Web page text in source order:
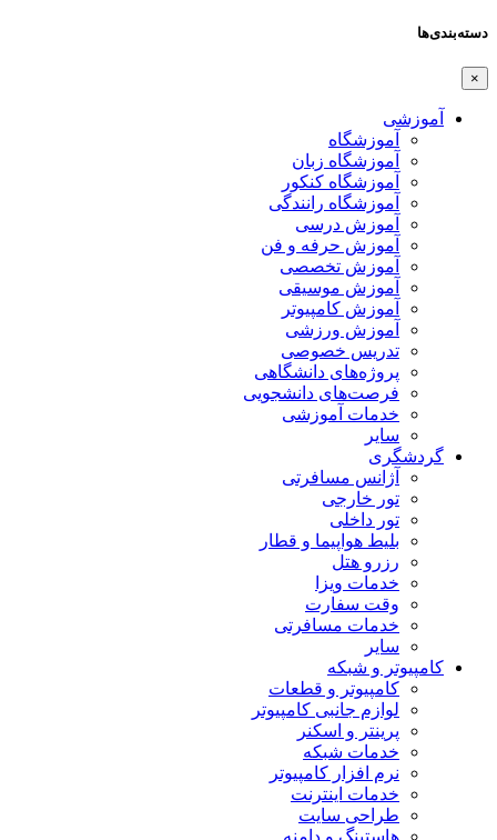
دسته‌بندی‌ها
×
آموزشی
آموزشگاه
آموزشگاه زبان
آموزشگاه کنکور
آموزشگاه رانندگی
آموزش درسی
آموزش حرفه و فن
آموزش تخصصی
آموزش موسیقی
آموزش کامپیوتر
آموزش ورزشی
تدریس خصوصی
پروژه‌های دانشگاهی
فرصت‌های دانشجویی
خدمات آموزشی
سایر
گردشگری
آژانس مسافرتی
تور خارجی
تور داخلی
بلیط هواپیما و قطار
رزرو هتل
خدمات ویزا
وقت سفارت
خدمات مسافرتی
سایر
کامپیوتر و شبکه
کامپیوتر و قطعات
لوازم جانبی کامپیوتر
پرینتر و اسکنر
خدمات شبکه
نرم افزار کامپیوتر
خدمات اینترنت
طراحی سایت